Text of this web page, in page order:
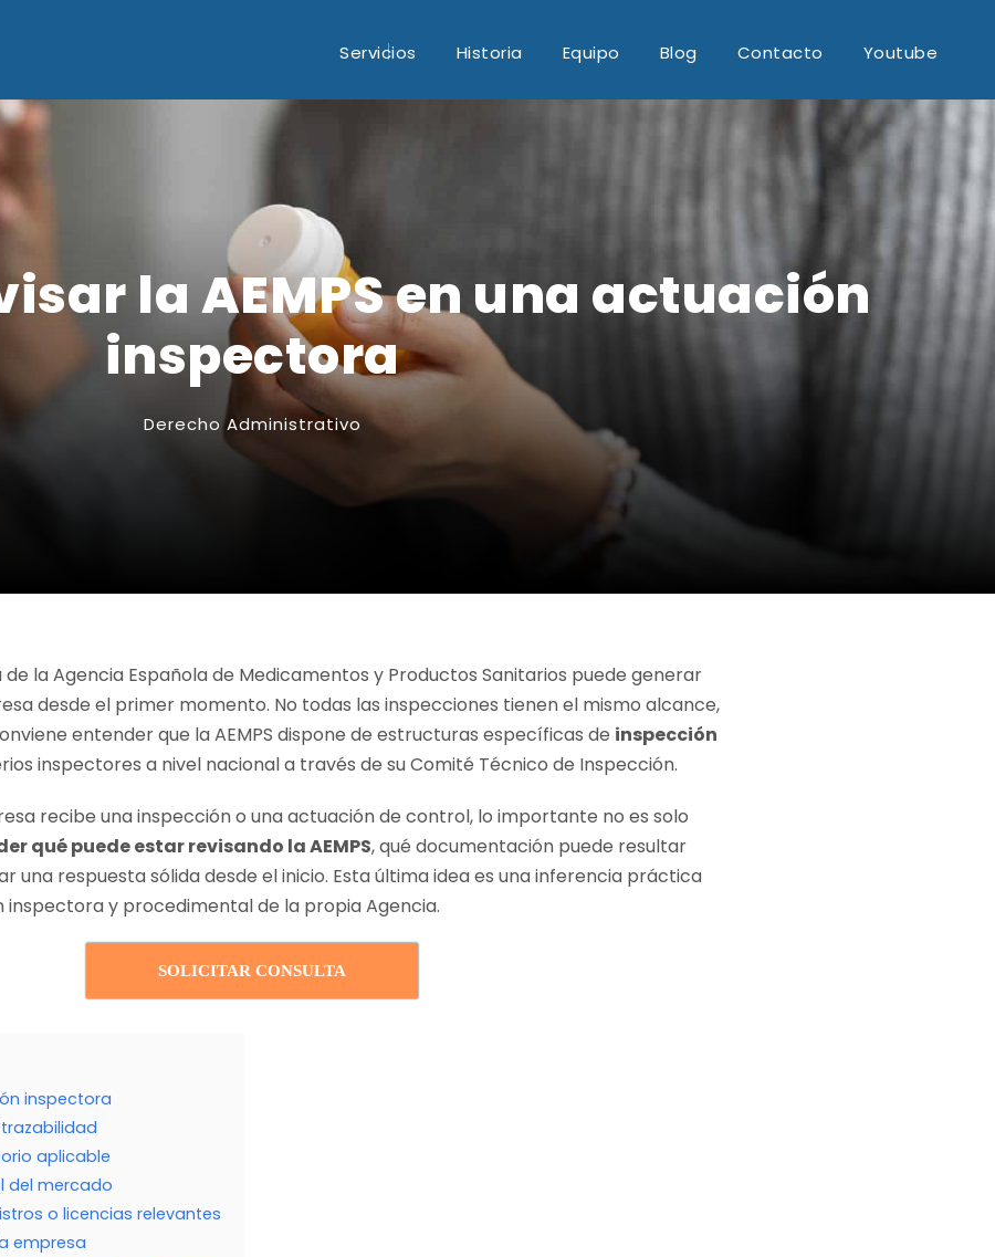
Servicios Historia Equipo Blog Contacto Youtube
la AEMPS en una actuación
inspectora
Derecho Administrativo
la Agencia Española de Medicamentos y Productos Sanitarios puede generar
desde el primer momento. No todas las inspecciones tienen el mismo alcance,
entender que la AEMPS dispone de estructuras específicas de inspección
inspectores a nivel nacional a través de su Comité Técnico de Inspección.
recibe una inspección o una actuación de control, lo importante no es solo
qué puede estar revisando la AEMPS, qué documentación puede resultar
una respuesta sólida desde el inicio. Esta última idea es una inferencia práctica
inspectora y procedimental de la propia Agencia.
SOLICITAR CONSULTA
inspectora
aplicable
del mercado
o licencias relevantes
empresa